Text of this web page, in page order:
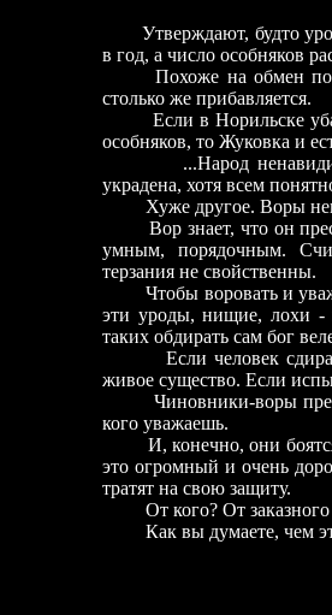
*
Утверждают, будто
в год, а число особняков
Похоже на обмен по
столько же прибавляется.
Если в Норильске
особняков, то Жуковка и
...Народ ненавидит
украдена, хотя всем
Хуже другое. Воры
Вор знает, что он
умным, порядочным.
терзания не свойственны.
Чтобы воровать и
эти уроды, нищие, лохи -
таких обдирать сам бог
Если человек сдирает
живое существо. Если
Чиновники-воры
кого уважаешь.
И, конечно, они боятся:
это огромный и очень
тратят на свою защиту.
От кого? От заказного
Как вы думаете, чем